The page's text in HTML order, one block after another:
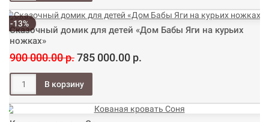
-13%
Сказочный домик для детей «Дом Бабы Яги на курьих
ножках»
900 000.00 р.785 000.00 р.